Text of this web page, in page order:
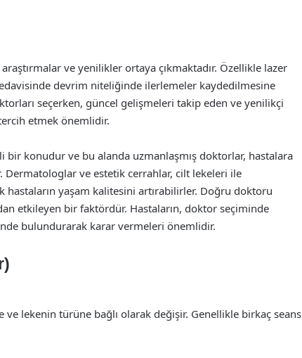
ve yenilikler ortaya çıkmaktadır. Özellikle lazer
devrim niteliğinde ilerlemeler kaydedilmesine
seçerken, güncel gelişmeleri takip eden ve yenilikçi
etmek önemlidir.
bir konudur ve bu alanda uzmanlaşmış doktorlar, hastalara
Dermatologlar ve estetik cerrahlar, cilt lekeleri ile
yaşam kalitesini artırabilirler. Doğru doktoru
etkileyen bir faktördür. Hastaların, doktor seçiminde
bulundurarak karar vermeleri önemlidir.
lekenin türüne bağlı olarak değişir. Genellikle birkaç seans